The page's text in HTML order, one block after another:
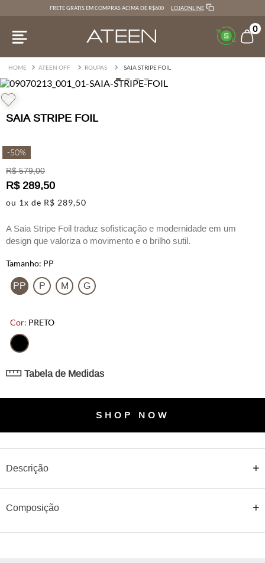
FRETE GRÁTIS EM COMPRAS ACIMA DE R$600 LOJAONLINE
0
ATEEN OFF ROUPAS SAIA STRIPE FOIL
SAIA STRIPE FOIL
-50%
R$ 579,00
R$ 289,50
ou 1x de R$ 289,50
A Saia Stripe Foil traduz sofisticação e modernidade em um
design que valoriza o movimento e o brilho sutil.
ajustada que realça a silhueta e detalhe franzido na lateral,
conferindo charme e fluidez ao visual. O caimento maleável
garante liberdade e um toque contemporâneo, tornando-a perfeita
use com camisas e tops neutros para um look urbano cheio de
personalidade.
Detalhes:
Detalhes:
– Franzido lateral que valoriza a silhueta;
PRETO
PP
PP P M G
Tabela de Medidas
SHOP NOW
Descrição
Composição